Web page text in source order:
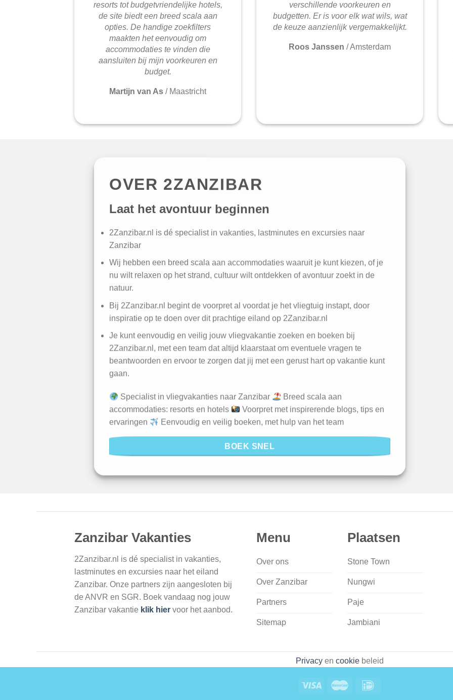
resorts tot budgetvriendelijke hotels,
de site biedt een breed scala aan
opties. De handige zoekfilters
maakten het eenvoudig om
accommodaties te vinden die
aansluiten bij mijn voorkeuren en
budget.
Martijn van As / Maastricht
verschillende voorkeuren en
budgetten. Er is voor elk wat wils, wat
de keuze aanzienlijk vergemakkelijkt.
Roos Janssen /Amsterdam
OVER 2ZANZIBAR
Laat het avontuur beginnen
2Zanzibar.nl is dé specialist in vakanties, lastminutes en excursies naar
Zanzibar
Wij hebben een breed scala aan accommodaties waaruit je kunt kiezen, of je
nu wilt relaxen op het strand, cultuur wilt ontdekken of avontuur zoekt in de
natuur.
Bij 2Zanzibar.nl begint de voorpret al voordat je het vliegtuig instapt, door
inspiratie op te doen over dit prachtige eiland op 2Zanzibar.nl
Je kunt eenvoudig en veilig jouw vliegvakantie zoeken en boeken bij
2Zanzibar.nl, met een team dat altijd klaarstaat om eventuele vragen te
beantwoorden en ervoor te zorgen dat jij met een gerust hart op vakantie kunt
gaan.
Specialist in vliegvakanties naar Zanzibar
Breed scala aan
accommodaties: resorts en hotels
Voorpret met inspirerende blogs, tips en
ervaringen
Eenvoudig en veilig boeken, met hulp van het team
BOEK SNEL
Zanzibar Vakanties
2Zanzibar.nl is dé specialist in vakanties,
lastminutes en excursies naar het eiland
Zanzibar. Onze partners zijn aangesloten bij
de ANVR en SGR. Boek vandaag nog jouw
Zanzibar vakantie klik hier voor het aanbod.
Menu
Over ons
Over Zanzibar
Partners
Sitemap
Plaatsen
Stone Town
Nungwi
Paje
Jambiani
Privacy en cookie beleid